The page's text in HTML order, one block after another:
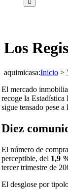
Los
aquimicasa:Inicio >
El mercado
recoge la
sigue tensado pese
Diez
El número de
perceptible, del 1,9
tercer trimestre de
El desglose por